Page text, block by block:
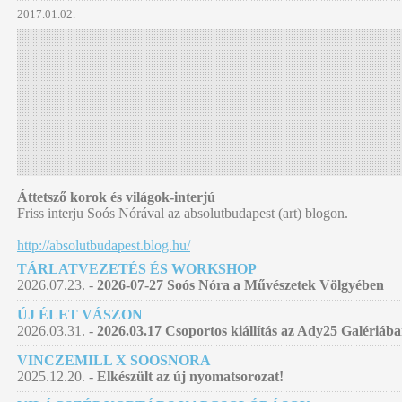
2017.01.02.
Áttetsző korok és világok-interjú
Friss interju Soós Nórával az absolutbudapest (art) blogon.
http://absolutbudapest.blog.hu/
TÁRLATVEZETÉS ÉS WORKSHOP
2026.07.23. - 2026-07-27 Soós Nóra a Művészetek Völgyében
ÚJ ÉLET VÁSZON
2026.03.31. - 2026.03.17 Csoportos kiállítás az Ady25
VINCZEMILL X SOOSNORA
2025.12.20. - Elkészült az új nyomatsorozat!